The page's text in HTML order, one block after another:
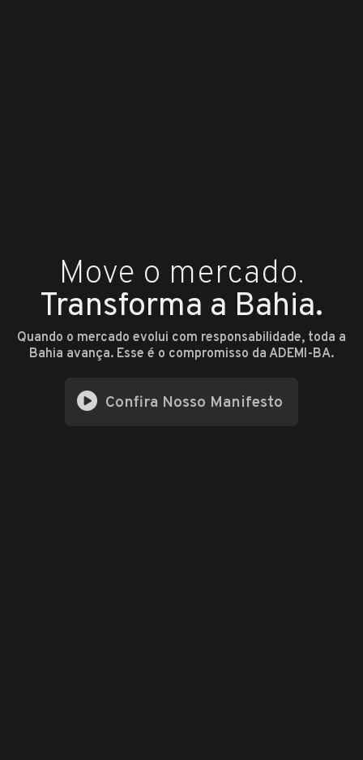
Move o mercado.
Transforma a Bahia.
Quando o mercado evolui com responsabilidade, toda a
Bahia avança. Esse é o compromisso da ADEMI-BA.
Confira Nosso Manifesto